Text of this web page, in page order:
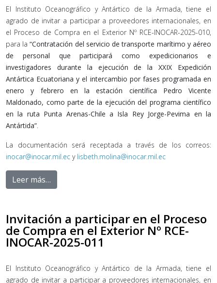
El Instituto Oceanográfico y Antártico de la Armada, tiene el
agrado de invitar a participar a proveedores internacionales, en
el Proceso de Compra en el Exterior Nº RCE-INOCAR-2025-010,
para la“Contratación del servicio de transporte marítimo y aéreo
de personal que participará como expedicionarios e
investigadores durante la ejecución de la XXIX Expedición
Antártica Ecuatoriana y el intercambio por fases programada en
enero y febrero en la estación científica Pedro Vicente
Maldonado, como parte de la ejecución del programa científico
en la ruta Punta Arenas-Chile a Isla Rey Jorge-Pevima en la
Antártida”.
La documentación será receptada a través de los correos:
inocar@inocar.mil.ec y lisbeth.molina@inocar.mil.ec
Leer más…
Invitación a participar en el Proceso
de Compra en el Exterior Nº RCE-
INOCAR-2025-011
El Instituto Oceanográfico y Antártico de la Armada, tiene el
agrado de invitar a participar a proveedores internacionales, en